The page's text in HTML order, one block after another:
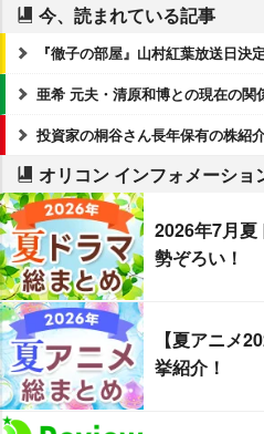
今、読まれている記事
『徹子の部屋』山村紅葉放送日決定
亜希 元夫・清原和博との現在の関
投資家の桐谷さん長年保有の株紹
オリコン インフォメーショ
2026年7月夏
勢ぞろい！
【夏アニメ
挙紹介！